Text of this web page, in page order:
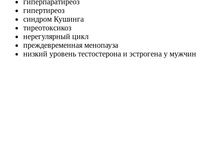
гипертиреоз
синдром Кушинга
тиреотоксикоз
нерегулярный цикл
преждевременная менопауза
низкий уровень тестостерона и эстрогена у мужчин